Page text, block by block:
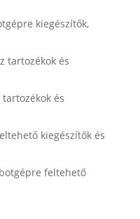
kiegészítők,
tartozékok és
és
kiegészítők és
feltehető